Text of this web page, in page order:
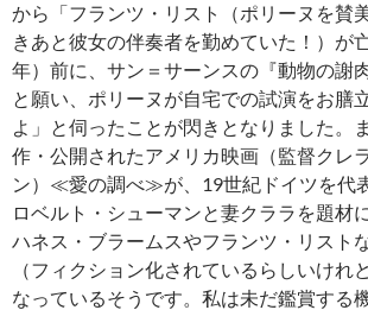
から「フランツ・リスト（ポリーヌを賛
きあと彼女の伴奏者を勤めていた！）が
年）前に、サン＝サーンスの『動物の謝
と願い、ポリーヌが自宅での試演をお膳
よ」と伺ったことが閃きとなりました。
作・公開されたアメリカ映画（監督クレ
ン）≪愛の調べ≫が、19世紀ドイツを代
ロベルト・シューマンと妻クララを題材
ハネス・ブラームスやフランツ・リスト
（フィクション化されているらしいけれ
なっているそうです。私は未だ鑑賞する